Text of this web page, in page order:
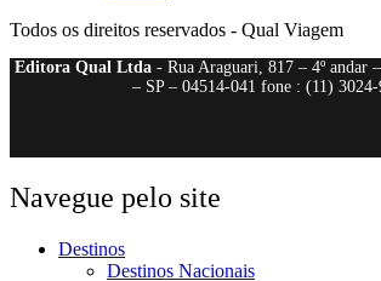
Todos os direitos reservados - Qual Viagem
Editora Qual Ltda- Rua Araguari, 817 – 4º andar
– SP – 04514-041 fone : (11) 3024-
Navegue pelo site
Destinos
Destinos Nacionais